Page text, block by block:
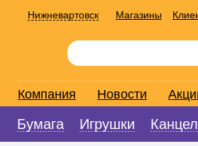
Нижневартовск Магазины
Компания Новости
Бумага Игрушки